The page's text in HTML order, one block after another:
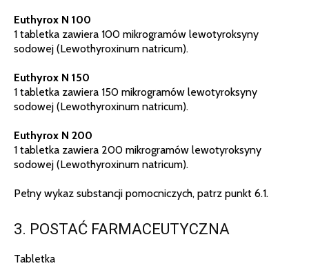
Euthyrox N 100
1 tabletka zawiera 100 mikrogramów lewotyroksyny
sodowej (Lewothyroxinum natricum).
Euthyrox N 150
1 tabletka zawiera 150 mikrogramów lewotyroksyny
sodowej (Lewothyroxinum natricum).
Euthyrox N 200
1 tabletka zawiera 200 mikrogramów lewotyroksyny
sodowej (Lewothyroxinum natricum).
Pełny wykaz substancji pomocniczych, patrz punkt 6.1.
3. POSTAĆ FARMACEUTYCZNA
Tabletka